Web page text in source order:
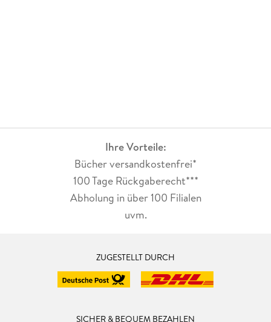
Ihre Vorteile:
Bücher versandkostenfrei*
100 Tage Rückgaberecht***
Abholung in über 100 Filialen
uvm.
ZUGESTELLT DURCH
SICHER & BEQUEM BEZAHLEN